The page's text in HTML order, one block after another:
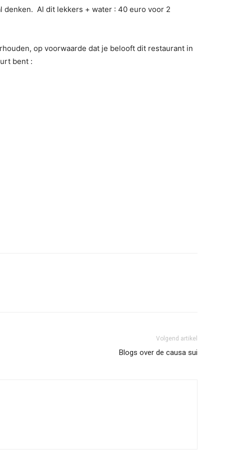
denken. Al dit lekkers + water : 40 euro voor 2
op voorwaarde dat je belooft dit restaurant in
bent :
Volgend artikel
Blogs over de causa sui